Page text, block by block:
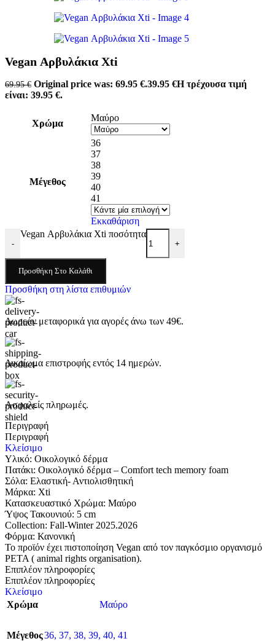
Vegan Αρβυλάκια Xti
69.95€ Original price was: 69.95 €.39.95 €Η τρέχουσα τιμή
είναι: 39.95 €.
Χρώμα
Μαύρο
Μέγεθος
36
37
38
39
40
41
Εκκαθάριση
-
Vegan Αρβυλάκια Xti ποσότητα
+
Προσθήκη Στο Καλάθι
Προσθήκη στη λίστα επιθυμιών
Δωρεάν μεταφορικά για αγορές άνω των 49€.
Δικαίωμα επιστροφής εντός 14 ημερών.
Ασφαλείς πληρωμές.
Περιγραφή
Περιγραφή
Κλείσιμο
Υλικό: Οικολογικό δέρμα
Πατάκι: Οικολογικό δέρμα – Comfort tech memory foam
Σόλα: Eλαστική- Αντιολισθητική
Μάρκα: Xti
Κατασκευαστικό Χρώμα: Μαύρο
Ύψος Τακουνιού: 5 cm
Collection: Fall-Winter 2025.2026
Φόρμα: Κανονική
Το προϊόν έχει πιστοποίηση Vegan από τον παγκόσμιο οργανισμό
PETA ( animal rights organisation).
Επιπλέον πληροφορίες
Επιπλέον πληροφορίες
Κλείσιμο
Χρώμα
Μαύρο
Μέγεθος36, 37, 38, 39, 40, 41